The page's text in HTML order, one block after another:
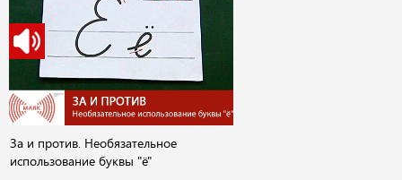
За и против. Необязательное
использование буквы "ё"